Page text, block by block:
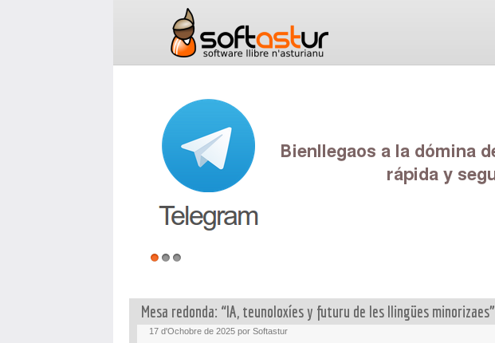
Mesa redonda: “IA, teunoloxíes y futuru de les llingües minorizaes”
17 d'Ochobre de 2025 por Softastur